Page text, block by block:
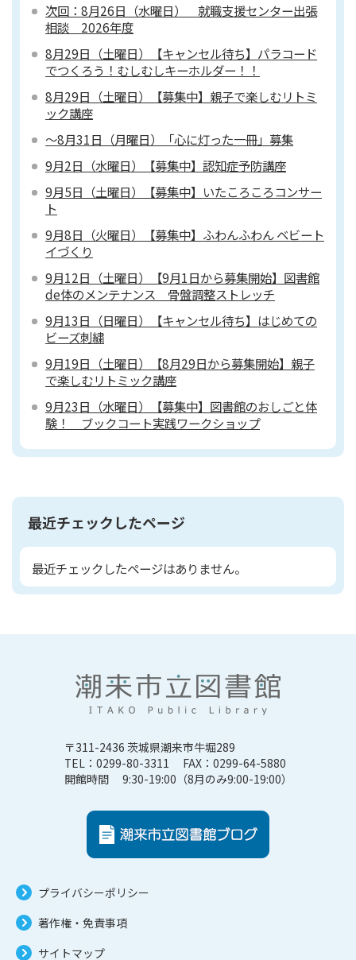
次回：8月26日（水曜日） 就職支援センター出張
相談 2026年度
8月29日（土曜日）【キャンセル待ち】パラコード
でつくろう！むしむしキーホルダー！！
8月29日（土曜日）【募集中】親子で楽しむリトミ
ック講座
～8月31日（月曜日）「心に灯った一冊」募集
9月2日（水曜日）【募集中】認知症予防講座
9月5日（土曜日）【募集中】いたころころコンサー
ト
9月8日（火曜日）【募集中】ふわんふわん ベビート
イづくり
9月12日（土曜日）【9月1日から募集開始】図書館
de体のメンテナンス 骨盤調整ストレッチ
9月13日（日曜日）【キャンセル待ち】はじめての
ビーズ刺繍
9月19日（土曜日）【8月29日から募集開始】親子
で楽しむリトミック講座
9月23日（水曜日）【募集中】図書館のおしごと体
験！ ブックコート実践ワークショップ
最近チェックしたページ
最近チェックしたページはありません。
〒311-2436 茨城県潮来市牛堀289
TEL：0299-80-3311 FAX：0299-64-5880
開館時間 9:30-19:00（8月のみ9:00-19:00）
プライバシーポリシー
著作権・免責事項
サイトマップ